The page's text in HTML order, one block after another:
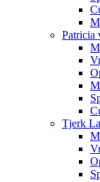
Patricia
Tjerk